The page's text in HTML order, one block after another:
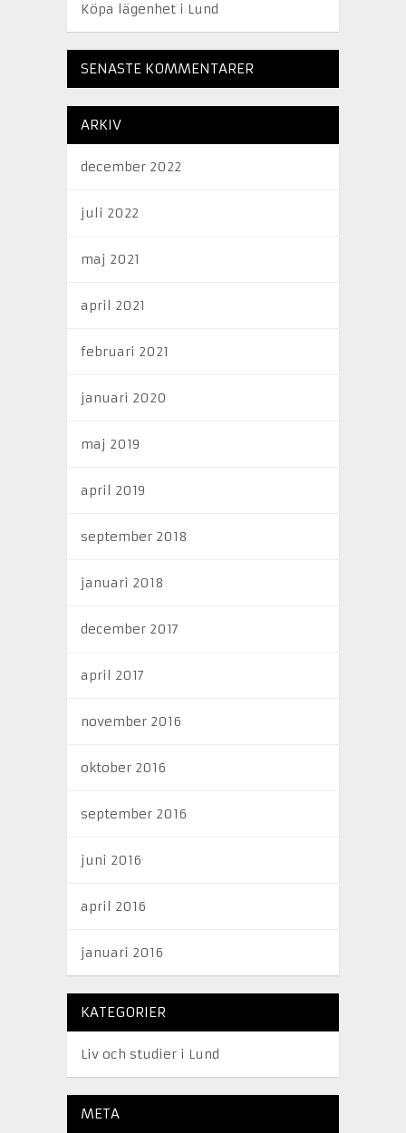
Köpa lägenhet i Lund
SENASTE KOMMENTARER
ARKIV
december 2022
juli 2022
maj 2021
april 2021
februari 2021
januari 2020
maj 2019
april 2019
september 2018
januari 2018
december 2017
april 2017
november 2016
oktober 2016
september 2016
juni 2016
april 2016
januari 2016
KATEGORIER
Liv och studier i Lund
META